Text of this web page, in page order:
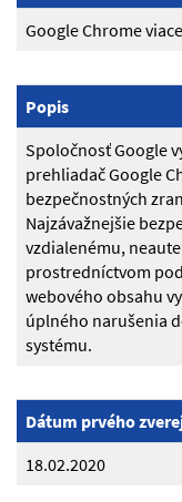
Google Chrome
Popis
Spoločnosť Google
prehliadač Google
bezpečnostných
Najzávažnejšie
vzdialenému,
prostredníctvom
webového obsahu
úplného narušenia
systému.
Dátum prvého
18.02.2020